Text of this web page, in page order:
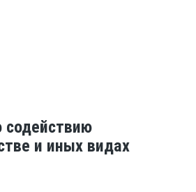
содействию
и иных видах